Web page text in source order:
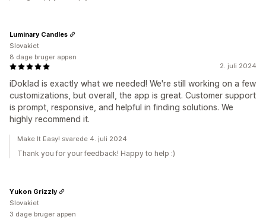
2. juli 2024
iDoklad is exactly what we needed! We're still working on a few
customizations, but overall, the app is great. Customer support
is prompt, responsive, and helpful in finding solutions. We
highly recommend it.
Luminary Candles
Slovakiet
8 dage bruger appen
Make It Easy! svarede 4. juli 2024
Thank you for your feedback! Happy to help :)
Yukon Grizzly
Slovakiet
3 dage bruger appen